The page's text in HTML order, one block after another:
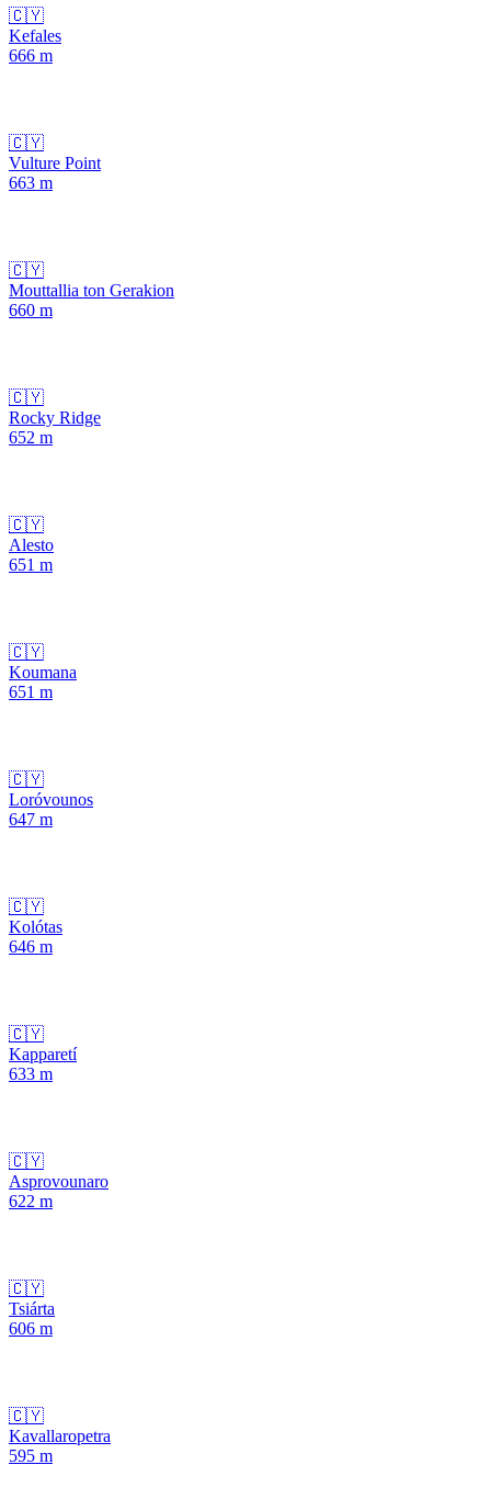
🇨🇾
Kefales
666 m
🇨🇾
Vulture Point
663 m
🇨🇾
Mouttallia ton Gerakion
660 m
🇨🇾
Rocky Ridge
652 m
🇨🇾
Alesto
651 m
🇨🇾
Koumana
651 m
🇨🇾
Loróvounos
647 m
🇨🇾
Kolótas
646 m
🇨🇾
Kapparetí
633 m
🇨🇾
Asprovounaro
622 m
🇨🇾
Tsiárta
606 m
🇨🇾
Kavallaropetra
595 m